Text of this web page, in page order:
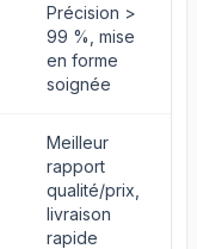
Précision >
99 %, mise
en forme
soignée
Meilleur
rapport
qualité/prix,
livraison
rapide